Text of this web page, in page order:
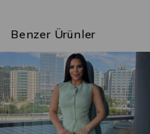
Benzer Ürünler